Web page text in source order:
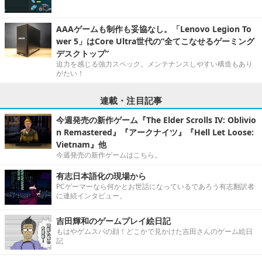
AAAゲームも制作も妥協なし。「Lenovo Legion To
wer 5」はCore Ultra世代の“全てこなせるゲーミング
デスクトップ”
迫力を感じる強力スペック。メンテナンスしやすい構造もあり
がたい！
連載・注目記事
今週発売の新作ゲーム『The Elder Scrolls IV: Oblivio
n Remastered』『アークナイツ』『Hell Let Loose:
Vietnam』他
今週発売の新作ゲームはこちら。
有志日本語化の現場から
PCゲーマーなら何かとお世話になっているであろう有志翻訳者
に連続インタビュー。
吉田輝和のゲームプレイ絵日記
もはやゲムスパの顔！どこかで見かけた吉田さんのゲーム絵日
記